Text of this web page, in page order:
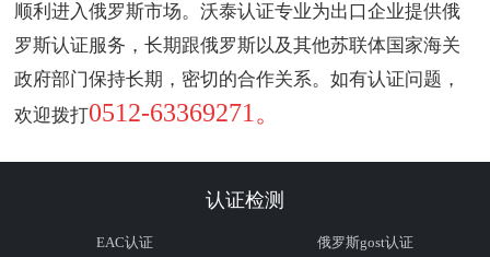
顺利进入俄罗斯市场。沃泰认证专业为出口企业提供俄
罗斯认证服务，长期跟俄罗斯以及其他苏联体国家海关
政府部门保持长期，密切的合作关系。如有认证问题，
欢迎拨打0512-63369271。
认证检测
EAC认证
俄罗斯gost认证